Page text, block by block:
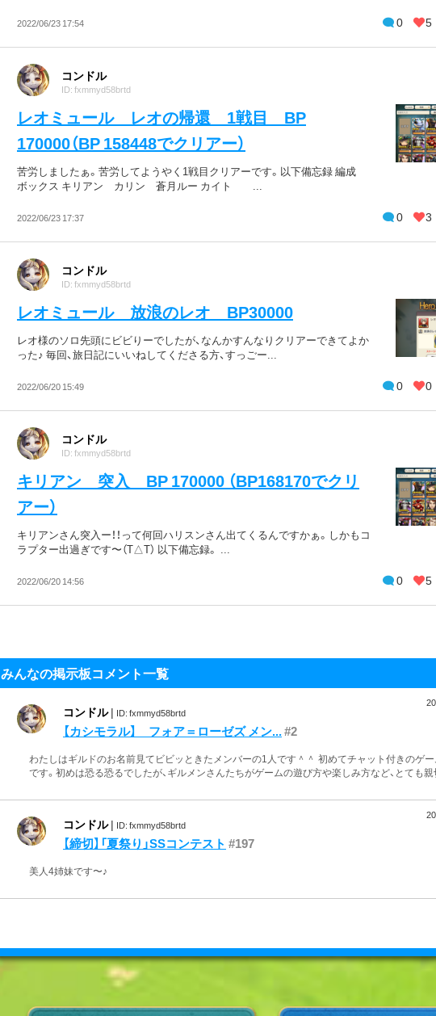
2022/06/23 17:54 0 5
コンドル
ID: fxmmyd58brtd
レオミュール レオの帰還 1戦目 BP
170000（BP 158448でクリアー）
苦労しましたぁ。苦労してようやく1戦目クリアーです。以下備忘録 編成
ボックス キリアン カリン 蒼月ルー カイト ...
2022/06/23 17:37 0 3
コンドル
ID: fxmmyd58brtd
レオミュール 放浪のレオ BP30000
レオ様のソロ先頭にビビりーでしたが、なんかすんなりクリアーできてよか
った♪ 毎回、旅日記にいいねしてくださる方、すっごー...
2022/06/20 15:49 0 0
コンドル
ID: fxmmyd58brtd
キリアン 突入 BP 170000 （BP168170でクリ
アー）
キリアンさん突入ー！！って何回ハリスンさん出てくるんですかぁ。しかもコ
ラプター出過ぎです〜（T△T） 以下備忘録。 ...
2022/06/20 14:56 0 5
みんなの掲示板コメント一覧
コンドル| ID: fxmmyd58brtd
【カシモラル】 フォア＝ローゼズ メン...#2
わたしはギルドのお名前見てビビッときたメンバーの1人です＾＾ 初めてチャット付きのゲー
です。初めは恐る恐るでしたが、ギルメンさんたちがゲームの遊び方や楽しみ方など、とても
コンドル| ID: fxmmyd58brtd
【締切】「夏祭り」SSコンテスト #197
美人4姉妹です〜♪